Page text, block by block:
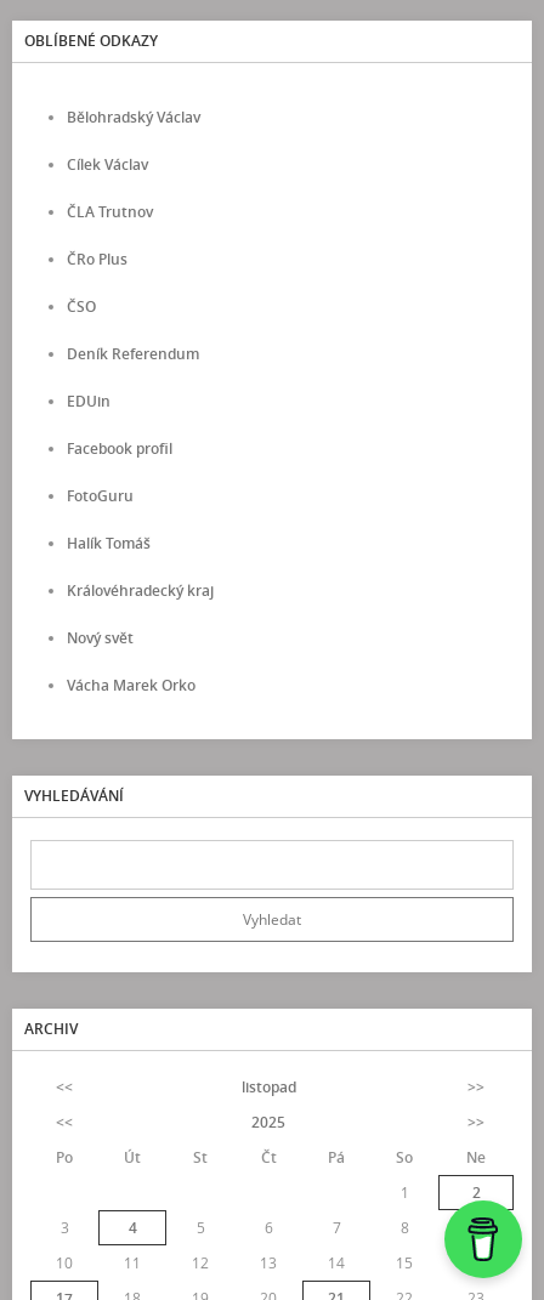
OBLÍBENÉ ODKAZY
Bělohradský Václav
Cílek Václav
ČLA Trutnov
ČRo Plus
ČSO
Deník Referendum
EDUin
Facebook profil
FotoGuru
Halík Tomáš
Královéhradecký kraj
Nový svět
Vácha Marek Orko
VYHLEDÁVÁNÍ
ARCHIV
<< listopad
>>
<<
2025
>>
Po
Út St Čt Pá So
Ne
1
2
3
4 5 6 7 8
9
10
11 12 13 14 15
16